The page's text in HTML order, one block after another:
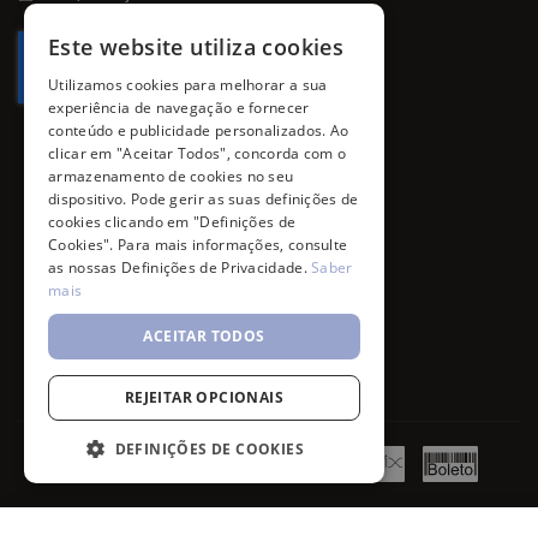
Newsletter:
Este website utiliza cookies
Utilizamos cookies para melhorar a sua
experiência de navegação e fornecer
conteúdo e publicidade personalizados. Ao
clicar em "Aceitar Todos", concorda com o
armazenamento de cookies no seu
dispositivo. Pode gerir as suas definições de
cookies clicando em "Definições de
Cookies". Para mais informações, consulte
as nossas Definições de Privacidade.Saber
mais
ACEITAR TODOS
REJEITAR OPCIONAIS
DEFINIÇÕES DE COOKIES